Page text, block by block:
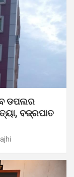
ଡପଲର
ବଜ୍ରପାତ